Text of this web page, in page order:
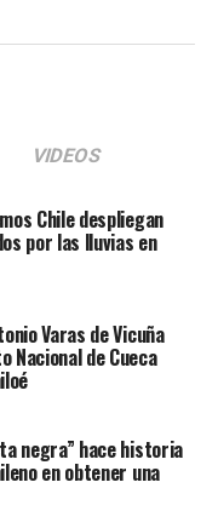
VIDEOS
Chile despliegan
por las lluvias en
Varas de Vicuña
Nacional de Cueca
negra” hace historia
en obtener una